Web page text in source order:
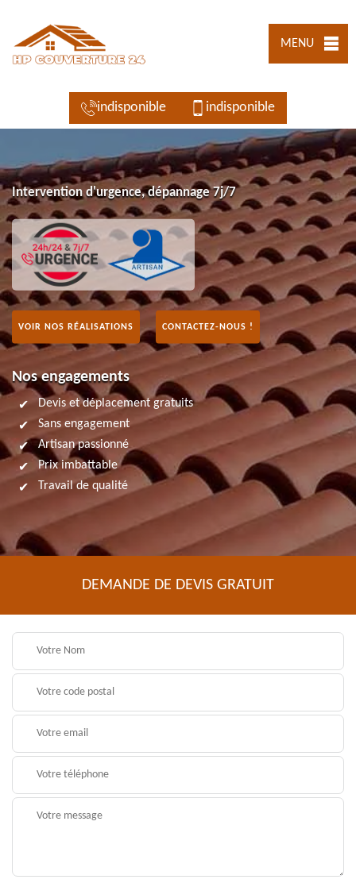
MENU
indisponible indisponible
Intervention d'urgence, dépannage 7j/7
VOIR NOS RÉALISATIONS CONTACTEZ-NOUS !
Nos engagements
Devis et déplacement gratuits
Sans engagement
Artisan passionné
Prix imbattable
Travail de qualité
DEMANDE DE DEVIS GRATUIT